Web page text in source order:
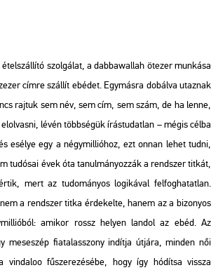
szolgálat, a dabbawallah ötezer munkása
címre szállít ebédet. Egymásra dobálva utaznak
rajtuk sem név, sem cím, sem szám, de ha lenne,
lévén többségük írástudatlan – mégis célba
esélye egy a négymillióhoz, ezt onnan lehet tudni,
tudósai évek óta tanulmányozzák a rendszer titkát,
mert az tudományos logikával felfoghatatlan.
a rendszer titka érdekelte, hanem az a bizonyos
amikor rossz helyen landol az ebéd. Az
meseszép fiatalasszony indítja útjára, minden női
vindaloo fűszerezésébe, hogy így hódítsa vissza